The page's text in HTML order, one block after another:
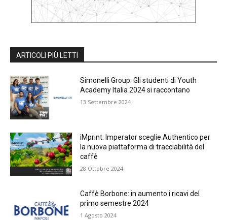
ARTICOLI PIÙ LETTI
Simonelli Group. Gli studenti di Youth
Academy Italia 2024 si raccontano
13 Settembre 2024
iMprint. Imperator sceglie Authentico per
la nuova piattaforma di tracciabilità del
caffè
28 Ottobre 2024
Caffè Borbone: in aumento i ricavi del
primo semestre 2024
1 Agosto 2024